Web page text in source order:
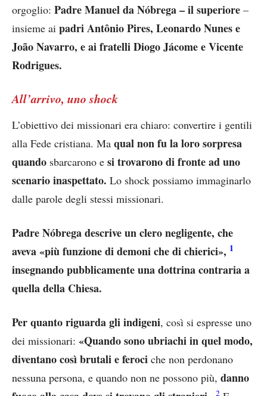
orgoglio: Padre Manuel da Nóbrega – il superiore –
insieme ai padri Antônio Pires, Leonardo Nunes e
João Navarro, e ai fratelli Diogo Jácome e Vicente
Rodrigues.
All’arrivo, uno shock
L’obiettivo dei missionari era chiaro: convertire i gentili
alla Fede cristiana. Ma qual non fu la loro sorpresa
quando sbarcarono e si trovarono di fronte ad uno
scenario inaspettato. Lo shock possiamo immaginarlo
dalle parole degli stessi missionari.
Padre Nóbrega descrive un clero negligente, che
aveva «più funzione di demoni che di chierici», 1
insegnando pubblicamente una dottrina contraria a
quella della Chiesa.
Per quanto riguarda gli indigeni, così si espresse uno
dei missionari: «Quando sono ubriachi in quel modo,
diventano così brutali e feroci che non perdonano
nessuna persona, e quando non ne possono più, danno
2